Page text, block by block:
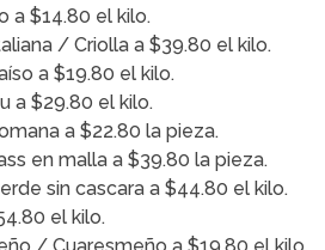
a $14.80 el kilo.
/ Criolla a $39.80 el kilo.
a $19.80 el kilo.
a $29.80 el kilo.
a $22.80 la pieza.
en malla a $39.80 la pieza.
sin cascara a $44.80 el kilo.
el kilo.